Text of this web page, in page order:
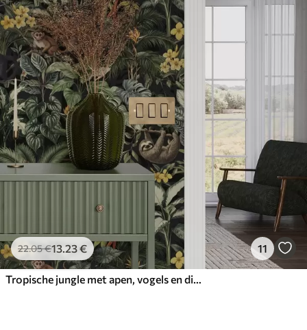
22.05€13.23€ 11
Tropische jungle met apen, vogels en dicht gebladerte